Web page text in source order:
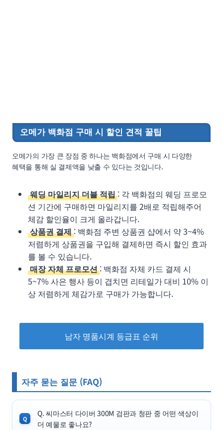
오메가 백화점 구매 시 할인 견적 꿀팁
오메가의 가장 큰 장점 중 하나는 백화점에서 구매 시 다양한
혜택을 통해 실 결제액을 낮출 수 있다는 것입니다.
웨딩 마일리지 더블 적립 : 각 백화점의 웨딩 프로모
션 기간에 구매하면 마일리지를 2배로 적립해주어
체감 할인율이 크게 올라갑니다.
상품권 결제 : 백화점 주변 상품권 샵에서 약 3~4%
저렴하게 상품권을 구입해 결제하면 즉시 할인 효과
를 볼 수 있습니다.
매장 자체 프로모션 : 백화점 자체 카드 결제 시
5~7% 사은 행사 등이 겹치면 리테일가 대비 10% 이
상 저렴하게 체감가로 구매가 가능합니다.
남자 명품시계 등급표 순위
자주 묻는 질문 (FAQ)
Q. 씨마스터 다이버 300M 검판과 청판 중 어떤 색상이
더 예물로 좋나요?